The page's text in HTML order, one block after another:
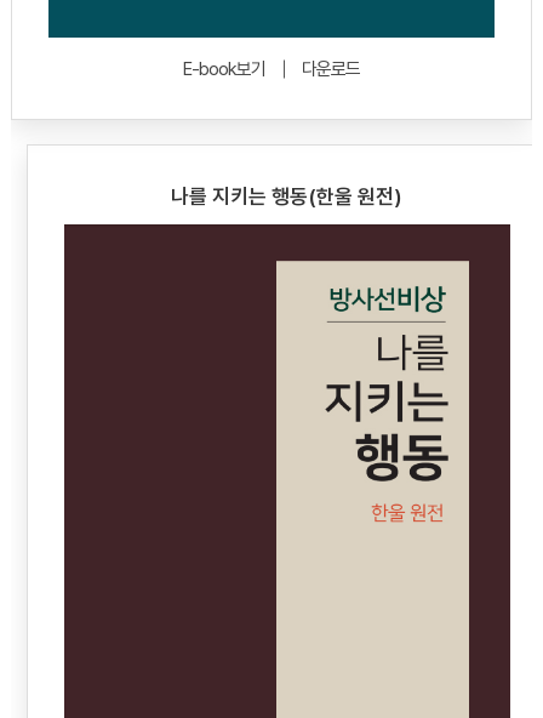
E-book보기 다운로드
나를 지키는 행동(한울 원전)